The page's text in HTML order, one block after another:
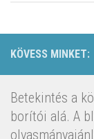
KÖVESS MINKET:
Betekintés a
borítói alá. A